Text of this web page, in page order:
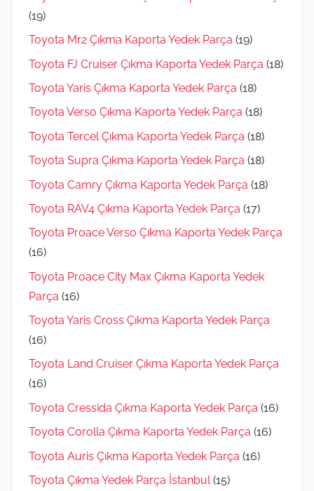
(19)
Toyota Mr2 Çıkma Kaporta Yedek Parça (19)
Toyota FJ Cruiser Çıkma Kaporta Yedek Parça (18)
Toyota Yaris Çıkma Kaporta Yedek Parça (18)
Toyota Verso Çıkma Kaporta Yedek Parça (18)
Toyota Tercel Çıkma Kaporta Yedek Parça (18)
Toyota Supra Çıkma Kaporta Yedek Parça (18)
Toyota Camry Çıkma Kaporta Yedek Parça (18)
Toyota RAV4 Çıkma Kaporta Yedek Parça (17)
Toyota Proace Verso Çıkma Kaporta Yedek Parça
(16)
Toyota Proace City Max Çıkma Kaporta Yedek
Parça (16)
Toyota Yaris Cross Çıkma Kaporta Yedek Parça
(16)
Toyota Land Cruiser Çıkma Kaporta Yedek Parça
(16)
Toyota Cressida Çıkma Kaporta Yedek Parça (16)
Toyota Corolla Çıkma Kaporta Yedek Parça (16)
Toyota Auris Çıkma Kaporta Yedek Parça (16)
Toyota Çıkma Yedek Parça İstanbul (15)